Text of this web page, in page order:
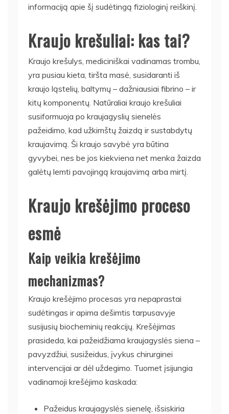
informaciją apie šį sudėtingą fiziologinį reiškinį.
Kraujo krešuliai: kas tai?
Kraujo krešulys, mediciniškai vadinamas trombu,
yra pusiau kieta, tiršta masė, susidaranti iš
kraujo ląstelių, baltymų – dažniausiai fibrino – ir
kitų komponentų. Natūraliai kraujo krešuliai
susiformuoja po kraujagyslių sienelės
pažeidimo, kad užkimštų žaizdą ir sustabdytų
kraujavimą. Ši kraujo savybė yra būtina
gyvybei, nes be jos kiekviena net menka žaizda
galėtų lemti pavojingą kraujavimą arba mirtį.
Kraujo krešėjimo proceso
esmė
Kaip veikia krešėjimo
mechanizmas?
Kraujo krešėjimo procesas yra nepaprastai
sudėtingas ir apima dešimtis tarpusavyje
susijusių biocheminių reakcijų. Krešėjimas
prasideda, kai pažeidžiama kraujagyslės siena –
pavyzdžiui, susižeidus, įvykus chirurginei
intervencijai ar dėl uždegimo. Tuomet įsijungia
vadinamoji krešėjimo kaskada:
Pažeidus kraujagyslės sienelę, išsiskiria